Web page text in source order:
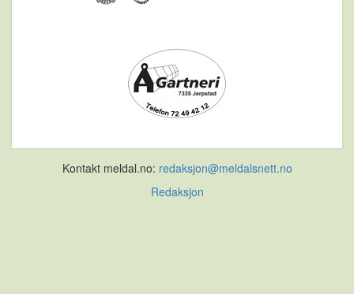
Kontakt meldal.no: redaksjon@meldalsnett.no
Redaksjon